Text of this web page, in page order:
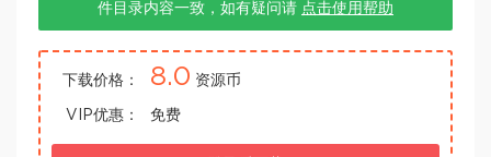
件目录内容一致，如有疑问请 点击使用帮助
下载价格： 8.0 资源币
VIP优惠： 免费